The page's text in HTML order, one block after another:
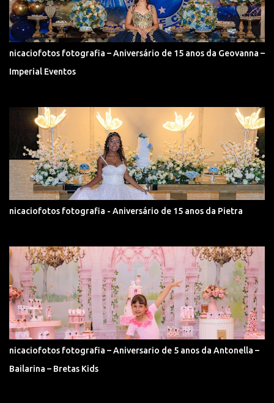
nicaciofotos fotografia – Aniversário de 15 anos da Geovanna –
Imperial Eventos
nicaciofotos fotografia - Aniversário de 15 anos da Pietra
nicaciofotos fotografia – Aniversario de 5 anos da Antonella –
Bailarina – Bretas Kids